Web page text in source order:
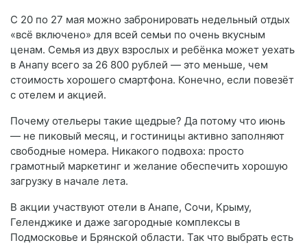
С 20 по 27 мая можно забронировать недельный отдых
«всё включено» для всей семьи по очень вкусным
ценам. Семья из двух взрослых и ребёнка может уехать
в Анапу всего за 26 800 рублей — это меньше, чем
стоимость хорошего смартфона. Конечно, если повезёт
с отелем и акцией.
Почему отельеры такие щедрые? Да потому что июнь
— не пиковый месяц, и гостиницы активно заполняют
свободные номера. Никакого подвоха: просто
грамотный маркетинг и желание обеспечить хорошую
загрузку в начале лета.
В акции участвуют отели в Анапе, Сочи, Крыму,
Геленджике и даже загородные комплексы в
Подмосковье и Брянской области. Так что выбрать есть